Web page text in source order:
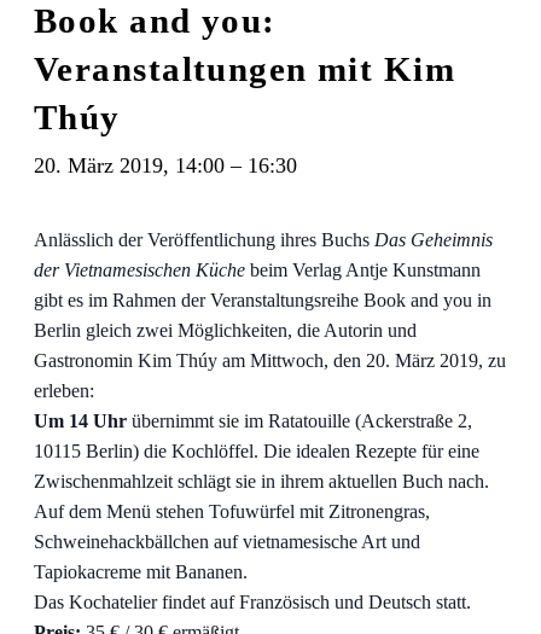
Book and you:
Veranstaltungen mit Kim
Thúy
20. März 2019, 14:00 – 16:30
Anlässlich der Veröffentlichung ihres Buchs Das Geheimnis
der Vietnamesischen Küche beim Verlag Antje Kunstmann
gibt es im Rahmen der Veranstaltungsreihe Book and you in
Berlin gleich zwei Möglichkeiten, die Autorin und
Gastronomin Kim Thúy am Mittwoch, den 20. März 2019, zu
erleben:
Um 14 Uhr übernimmt sie im Ratatouille (Ackerstraße 2,
10115 Berlin) die Kochlöffel. Die idealen Rezepte für eine
Zwischenmahlzeit schlägt sie in ihrem aktuellen Buch nach.
Auf dem Menü stehen Tofuwürfel mit Zitronengras,
Schweinehackbällchen auf vietnamesische Art und
Tapiokacreme mit Bananen.
Das Kochatelier findet auf Französisch und Deutsch statt.